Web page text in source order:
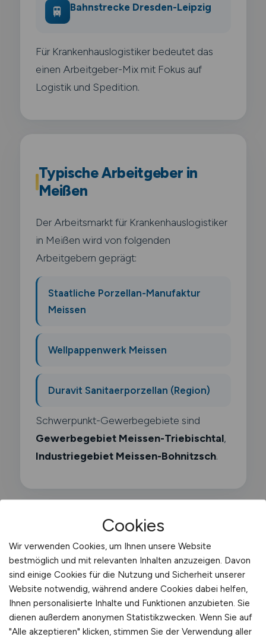
🚆 Bahnstrecke Dresden-Leipzig
Für Krankenhauslogistiker bedeutet das
einen Arbeitgeber-Mix mit Fokus auf
Logistik und Spedition.
Typische Arbeitgeber in
Meißen
Der Arbeitsmarkt für Krankenhauslogistiker
in Meißen wird von folgenden
Arbeitgebern geprägt:
Staatliche Porzellan-Manufaktur
Meissen
Wellpappenwerk Meissen
Duravit Sanitaerporzellan (Region)
Schwerpunkt-Gewerbegebiete sind
Gewerbegebiet Meissen-Triebischtal,
Industriegebiet Meissen-Bohnitzsch.
Was macht ein
Krankenhauslogistiker?
Als Krankenhauslogistiker organisierst du
alle logistischen Abläufe in einer Klinik. Du
verantwortest die Versorgung mit
Cookies
Wir verwenden Cookies, um Ihnen unsere Website
bestmöglich und mit relevanten Inhalten anzuzeigen. Davon
sind einige Cookies für die Nutzung und Sicherheit unserer
Website notwendig, während andere Cookies dabei helfen,
Ihnen personalisierte Inhalte und Funktionen anzubieten. Sie
dienen außerdem anonymen Statistikzwecken. Wenn Sie auf
"Alle akzeptieren" klicken, stimmen Sie der Verwendung aller